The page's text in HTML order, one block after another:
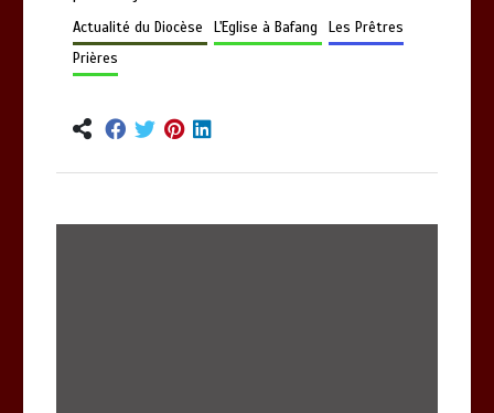
Actualité du Diocèse L'Eglise à Bafang
Les Prêtres
Prières